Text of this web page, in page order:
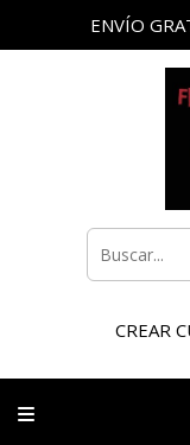
ENVÍO
CREAR